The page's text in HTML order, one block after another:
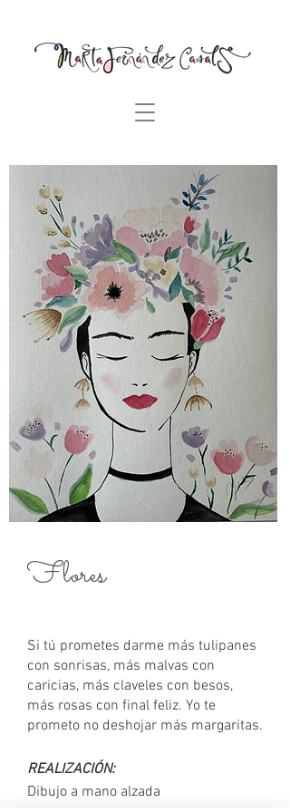
Flores
Si tú prometes darme más tulipanes
con sonrisas, más malvas con
caricias, más claveles con besos,
más rosas con final feliz. Yo te
prometo no deshojar más margaritas.
REALIZACIÓN:
Dibujo a mano alzada